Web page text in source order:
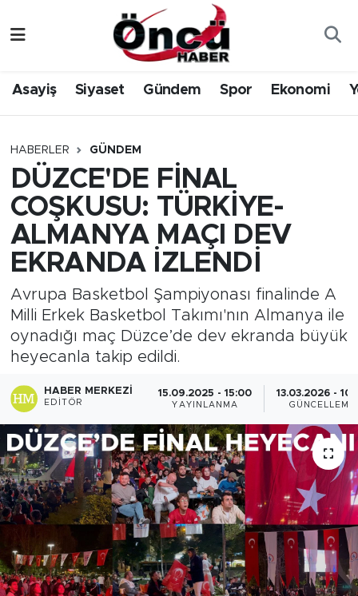
Asayiş Siyaset Gündem Spor Ekonomi
HABERLER GÜNDEM
DÜZCE'DE FİNAL
COŞKUSU: TÜRKİYE-
ALMANYA MAÇI DEV
EKRANDA İZLENDİ
Avrupa Basketbol Şampiyonası finalinde A
Milli Erkek Basketbol Takımı'nın Almanya ile
oynadığı maç Düzce’de dev ekranda büyük
heyecanla takip edildi.
HABER MERKEZI
EDITÖR
15.09.2025 - 15:00
YAYINLANMA
13.03.2026 -
GÜNCELLEME
Gündem
Sağlık & Çevre
Spor
Siyaset
Yerel Haber
Öncü Radyo Dinle
Öncü TV İzle
Düzce Nöbetçi Eczaneler
Düzce Hava Durumu
Düzce Namaz Vakitleri
Düzce Trafik Yoğunluk Haritası
Süper Lig Puan Durumu ve Fikstür
Tüm Manşetler
Son Dakika Haberleri
Haber Arşivi